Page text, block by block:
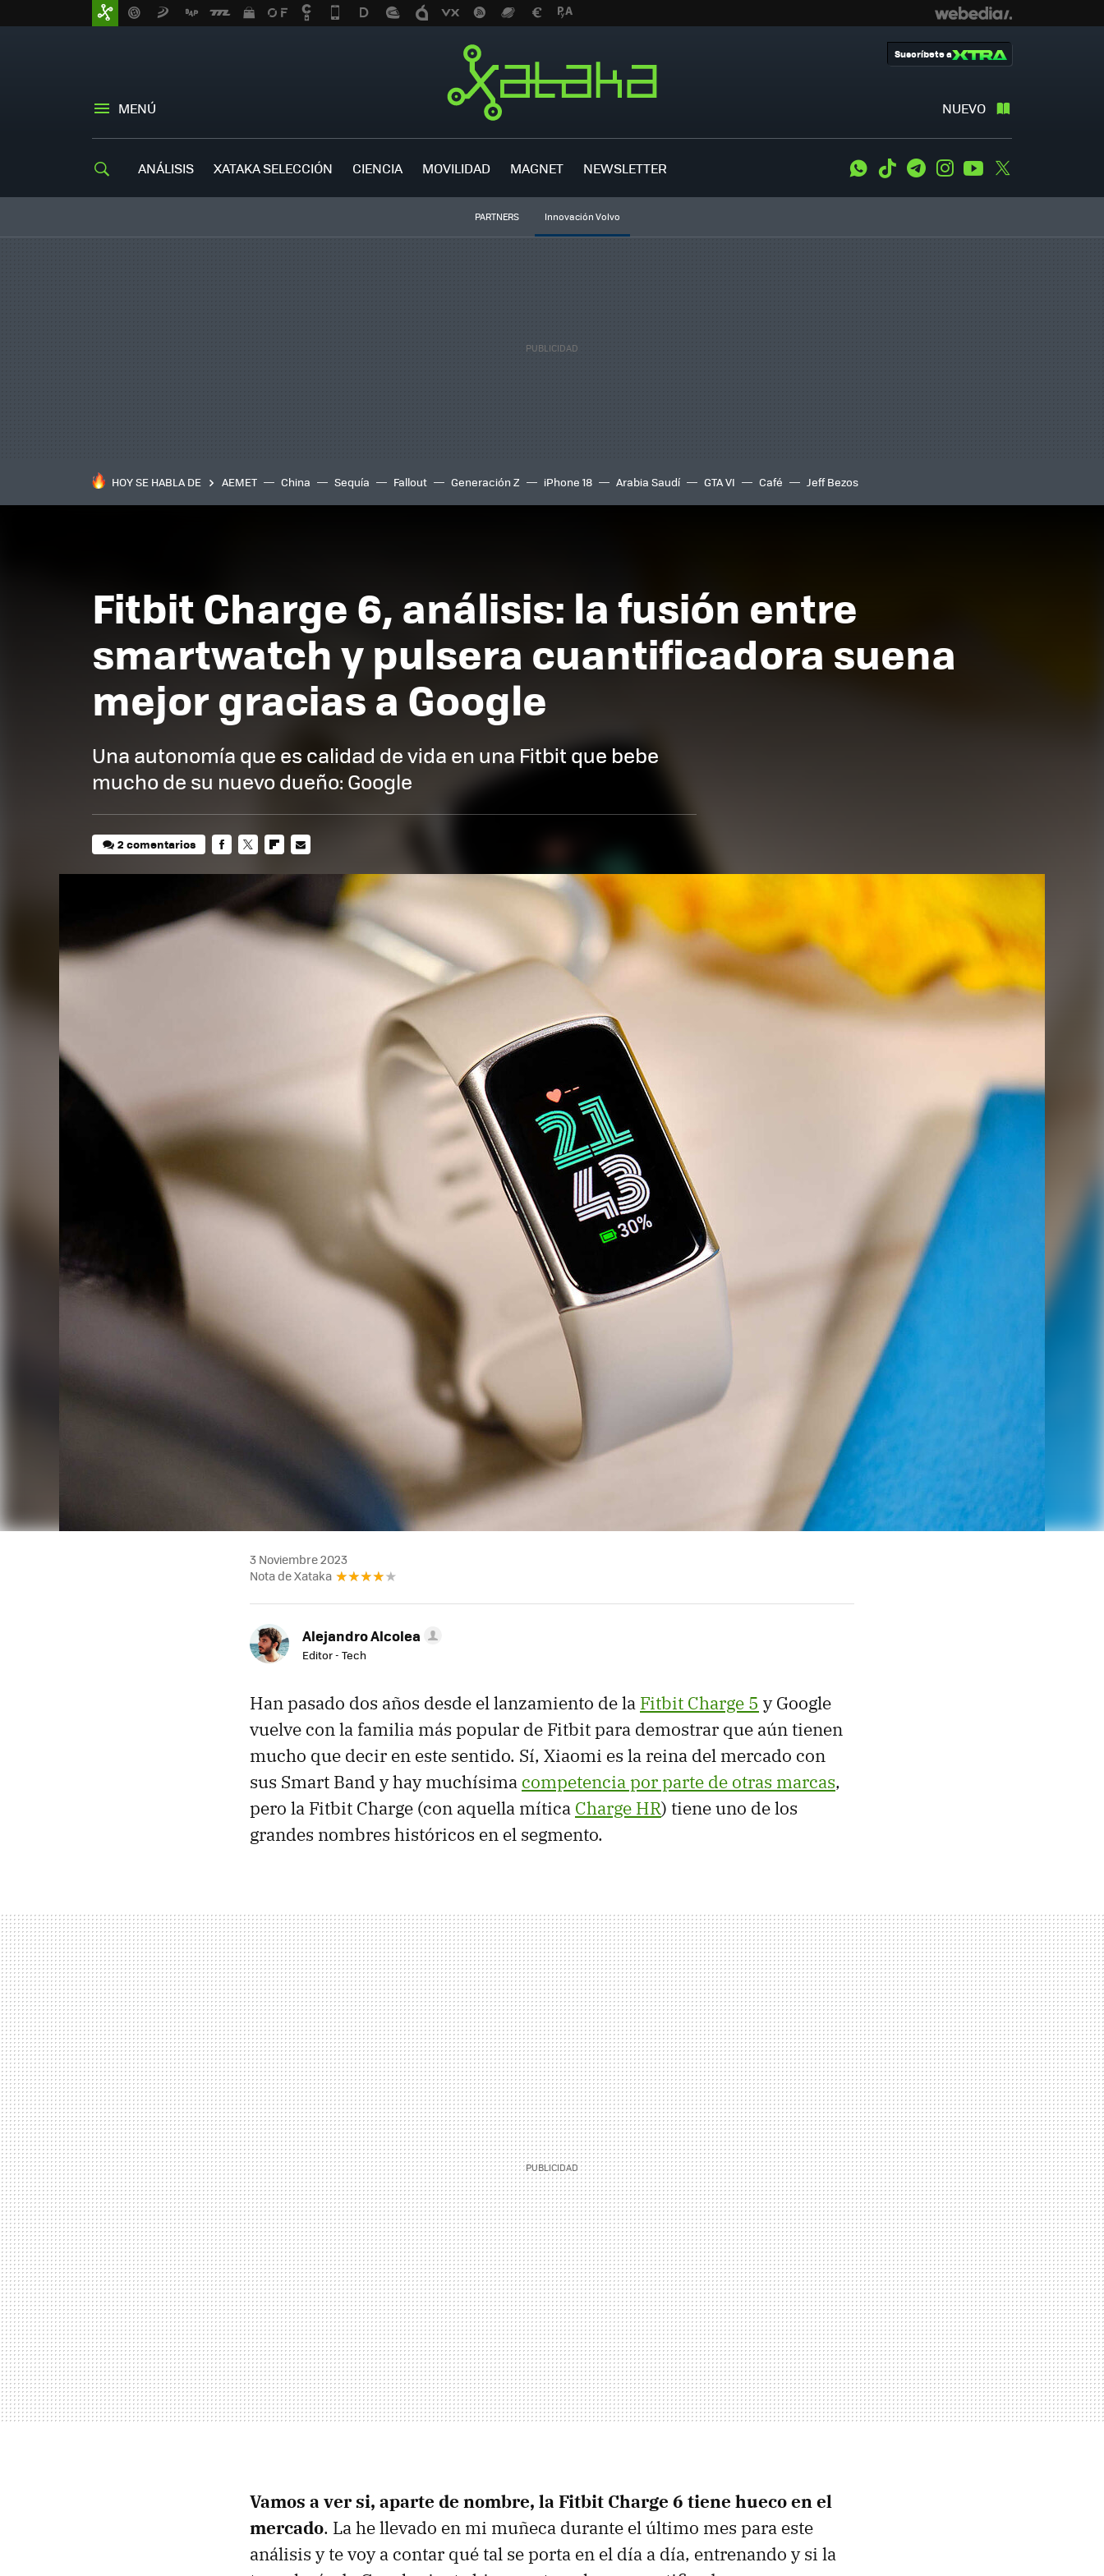
MENÚ NUEVO
Suscríbete a
ANÁLISIS XATAKA SELECCIÓN CIENCIA MOVILIDAD MAGNET NEWSLETTER WhatsApp
Tiktok TelegramInstagramYoutube
PARTNERS Innovación Volvo
HOY SE HABLA DE AEMET China Sequía Fallout Generación Z iPhone 18 Arabia Saudí GTA VI Café Jeff Bezos
Fitbit Charge 6, análisis: la fusión entre
smartwatch y pulsera cuantificadora suena
mejor gracias a Google
Una autonomía que es calidad de vida en una Fitbit que bebe
mucho de su nuevo dueño: Google
2 comentarios
MAIL
3 Noviembre 2023
Nota de Xataka
Alejandro Alcolea
Editor - Tech
Han pasado dos años desde el lanzamiento de la Fitbit Charge 5 y Google
vuelve con la familia más popular de Fitbit para demostrar que aún tienen
mucho que decir en este sentido. Sí, Xiaomi es la reina del mercado con
sus Smart Band y hay muchísima competencia por parte de otras marcas,
pero la Fitbit Charge (con aquella mítica Charge HR) tiene uno de los
grandes nombres históricos en el segmento.
Vamos a ver si, aparte de nombre, la Fitbit Charge 6 tiene hueco en el
mercado. La he llevado en mi muñeca durante el último mes para este
análisis y te voy a contar qué tal se porta en el día a día, entrenando y si la